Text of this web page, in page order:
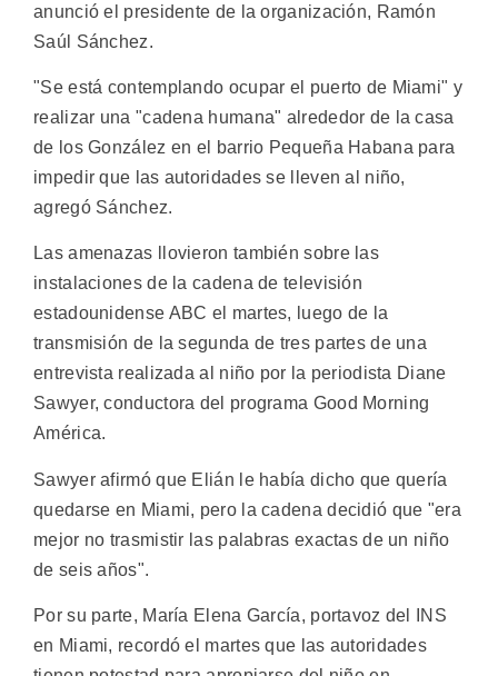
anunció el presidente de la organización, Ramón
Saúl Sánchez.
"Se está contemplando ocupar el puerto de Miami" y
realizar una "cadena humana" alrededor de la casa
de los González en el barrio Pequeña Habana para
impedir que las autoridades se lleven al niño,
agregó Sánchez.
Las amenazas llovieron también sobre las
instalaciones de la cadena de televisión
estadounidense ABC el martes, luego de la
transmisión de la segunda de tres partes de una
entrevista realizada al niño por la periodista Diane
Sawyer, conductora del programa Good Morning
América.
Sawyer afirmó que Elián le había dicho que quería
quedarse en Miami, pero la cadena decidió que "era
mejor no trasmistir las palabras exactas de un niño
de seis años".
Por su parte, María Elena García, portavoz del INS
en Miami, recordó el martes que las autoridades